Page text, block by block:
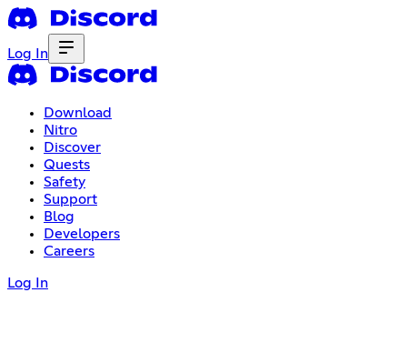
Log In
Download
Nitro
Discover
Quests
Safety
Support
Blog
Developers
Careers
Log In